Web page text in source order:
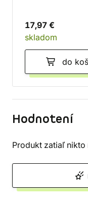
17,97 €
skladom
do
Hodnotení
Produkt zatiaľ